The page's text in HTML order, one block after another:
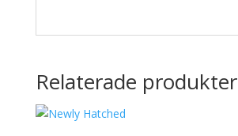
Relaterade produkter